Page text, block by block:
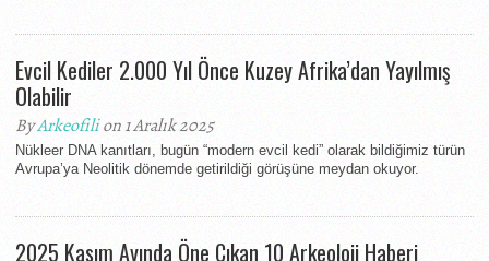
Evcil Kediler 2.000 Yıl Önce Kuzey Afrika’dan Yayılmış
Olabilir
ByArkeofilion 1 Aralık 2025
Nükleer DNA kanıtları, bugün “modern evcil kedi” olarak bildiğimiz türün
Avrupa’ya Neolitik dönemde getirildiği görüşüne meydan okuyor.
2025 Kasım Ayında Öne Çıkan 10 Arkeoloji Haberi